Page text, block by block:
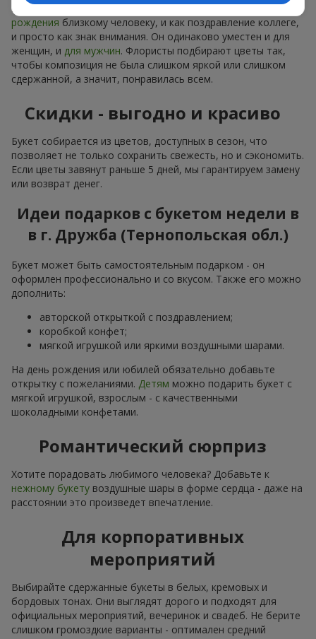
Универсальный букет подойдет и какподарок на день
рождения близкому человеку, и как поздравление коллеге,
и просто как знак внимания. Он одинаково уместен и для
женщин, и для мужчин. Флористы подбирают цветы так,
чтобы композиция не была слишком яркой или слишком
сдержанной, а значит, понравилась всем.
Скидки - выгодно и красиво
Букет собирается из цветов, доступных в сезон, что
позволяет не только сохранить свежесть, но и сэкономить.
Если цветы завянут раньше 5 дней, мы гарантируем замену
или возврат денег.
Идеи подарков с букетом недели в
в г. Дружба (Тернопольская обл.)
Букет может быть самостоятельным подарком - он
оформлен профессионально и со вкусом. Также его можно
дополнить:
авторской открыткой с поздравлением;
коробкой конфет;
мягкой игрушкой или яркими воздушными шарами.
На день рождения или юбилей обязательно добавьте
открытку с пожеланиями. Детям можно подарить букет с
мягкой игрушкой, взрослым - с качественными
шоколадными конфетами.
Романтический сюрприз
Хотите порадовать любимого человека? Добавьте к
нежному букету воздушные шары в форме сердца - даже на
расстоянии это произведет впечатление.
Для корпоративных
мероприятий
Выбирайте сдержанные букеты в белых, кремовых и
бордовых тонах. Они выглядят дорого и подходят для
официальных мероприятий, вечеринок и свадеб. Не берите
слишком громоздкие варианты - оптимален средний